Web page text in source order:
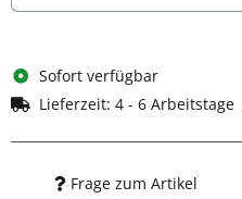
Sofort verfügbar
Lieferzeit: 4 - 6 Arbeitstage
Frage zum Artikel